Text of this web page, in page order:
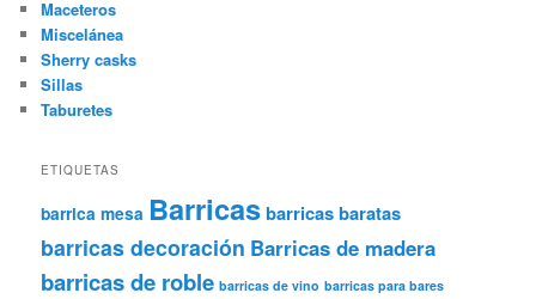
Maceteros
Miscelánea
Sherry casks
Sillas
Taburetes
ETIQUETAS
barrica mesa Barricasbarricas baratas
barricas decoración Barricas de madera
barricas de roble barricas de vino barricas para bares